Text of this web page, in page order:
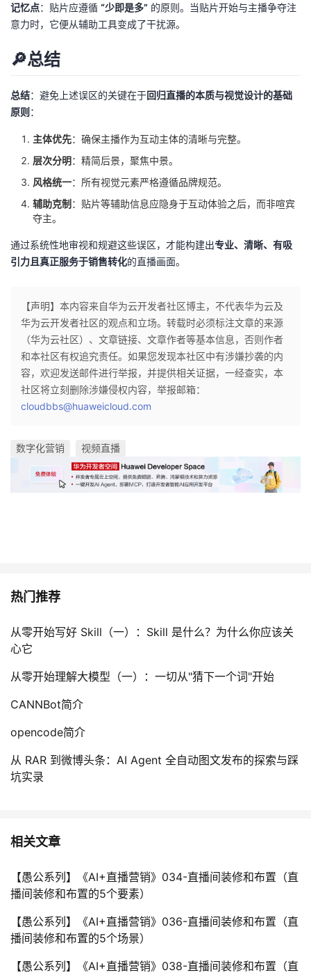
记忆点：贴片应遵循 “少即是多” 的原则。当贴片开始与主播争夺注
意力时，它便从辅助工具变成了干扰源。
🔎总结
总结：避免上述误区的关键在于回归直播的本质与视觉设计的基础
原则 ：
主体优先：确保主播作为互动主体的清晰与完整。
层次分明：精简后景，聚焦中景。
风格统一：所有视觉元素严格遵循品牌规范。
辅助克制 ：贴片等辅助信息应隐身于互动体验之后，而非喧宾
夺主。
通过系统性地审视和规避这些误区，才能构建出专业、清晰、有吸
引力且真正服务于销售转化的直播画面。
【声明】本内容来自华为云开发者社区博主，不代表华为云及
华为云开发者社区的观点和立场。转载时必须标注文章的来源
（华为云社区）、文章链接、文章作者等基本信息，否则作者
和本社区有权追究责任。如果您发现本社区中有涉嫌抄袭的内
容，欢迎发送邮件进行举报，并提供相关证据，一经查实，本
社区将立刻删除涉嫌侵权内容，举报邮箱：
cloudbbs@huaweicloud.com
数字化营销 视频直播
热门推荐
从零开始写好 Skill（一）：Skill 是什么？为什么你应该关
心它
从零开始理解大模型（一）：一切从"猜下一个词"开始
CANNBot简介
opencode简介
从 RAR 到微博头条：AI Agent 全自动图文发布的探索与踩
坑实录
相关文章
【愚公系列】《AI+直播营销》034-直播间装修和布置（直
播间装修和布置的5个要素）
【愚公系列】《AI+直播营销》036-直播间装修和布置（直
播间装修和布置的5个场景）
【愚公系列】《AI+直播营销》038-直播间装修和布置（直